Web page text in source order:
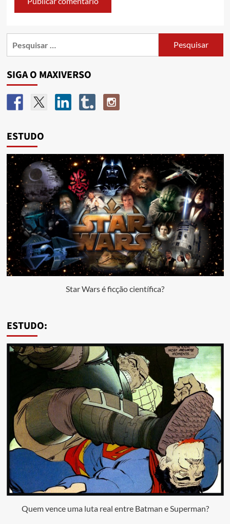
SIGA O MAXIVERSO
ESTUDO
Star Wars é ficção científica?
ESTUDO:
Quem vence uma luta real entre Batman e Superman?